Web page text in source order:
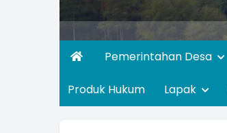
Pemerintahan Desa
Produk Hukum Lapak